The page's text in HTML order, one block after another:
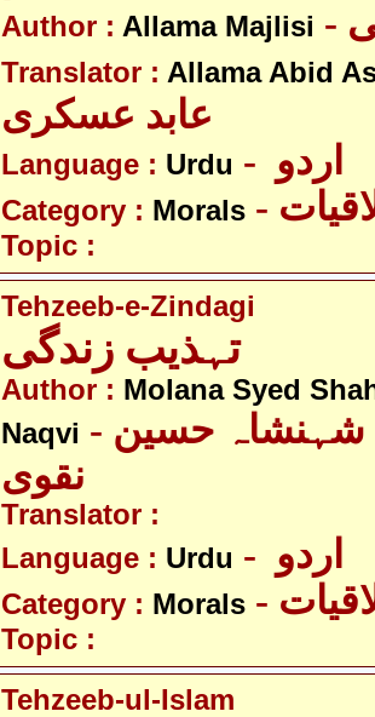
Author : Allama Majlisi
Translator : Allama Abid
عابد عسکری
Language : Urdu
Category : Morals
Topic :
Tehzeeb-e-Zindagi
تہذیب زندگی
Author : Molana Syed
Naqvi - مولانا سیّد شہنشاہ حسین
نقوی
Translator :
Language : Urdu
Category : Morals
Topic :
Tehzeeb-ul-Islam